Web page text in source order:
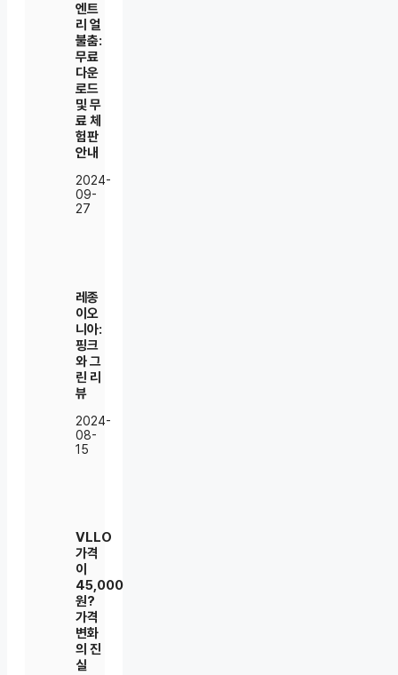
엔트
리 얼
불춤:
무료
다운
로드
및 무
료 체
험판
안내
2024-
09-
27
레종
이오
니아:
핑크
와 그
린 리
뷰
2024-
08-
15
VLLO
가격
이
45,000
원?
가격
변화
의 진
실